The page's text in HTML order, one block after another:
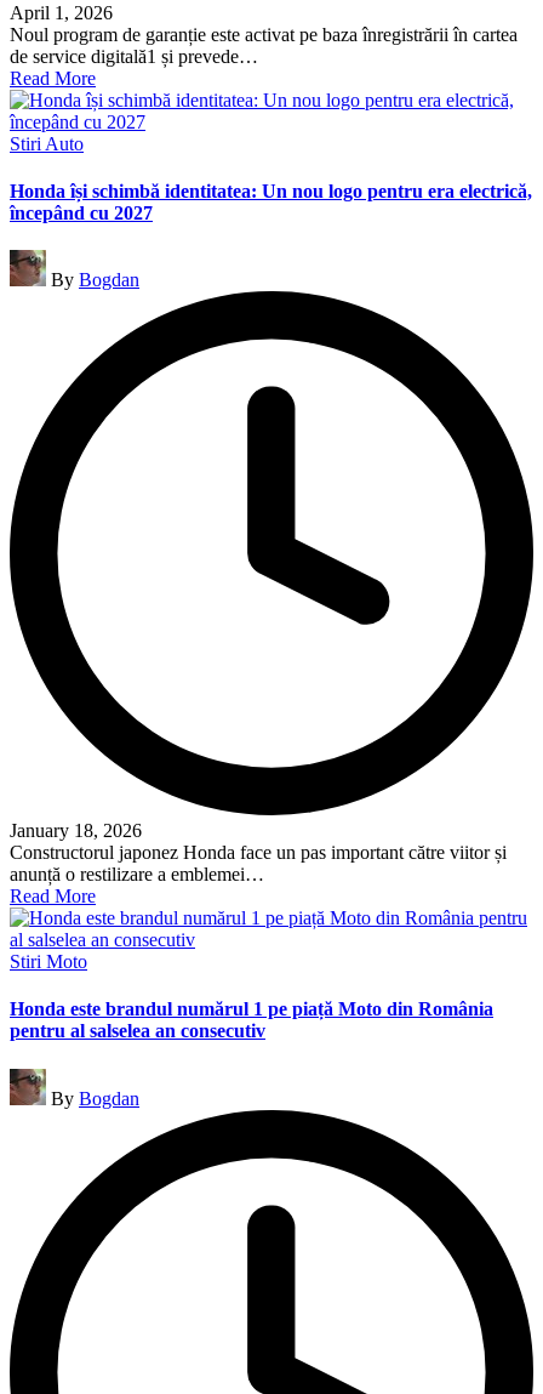
April 1, 2026
Noul program de garanție este activat pe baza înregistrării în cartea
de service digitală1 și prevede…
Read More
Posted
Stiri Auto
Honda își schimbă identitatea: Un nou logo pentru era electrică,
începând cu 2027
Posted
by
By Bogdan
January 18, 2026
Constructorul japonez Honda face un pas important către viitor și
anunță o restilizare a emblemei…
Read More
Posted
Stiri Moto
Honda este brandul numărul 1 pe piață Moto din România
pentru al salselea an consecutiv
Posted
by
By Bogdan